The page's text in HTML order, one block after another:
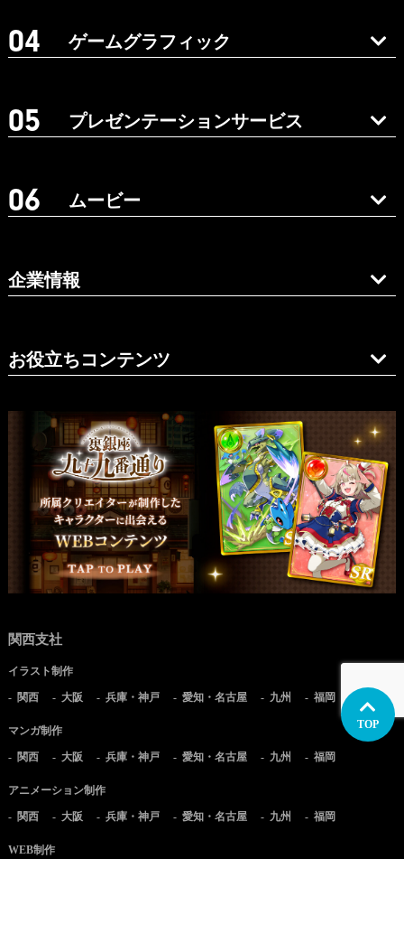
TOP
ゲームグラフィック
プレゼンテーションサービス
ムービー
企業情報
お役立ちコンテンツ
関西支社
イラスト制作
関西 大阪 兵庫・神戸 愛知・名古屋 九州 福岡
マンガ制作
関西 大阪 兵庫・神戸 愛知・名古屋 九州 福岡
アニメーション制作
関西 大阪 兵庫・神戸 愛知・名古屋 九州 福岡
WEB制作